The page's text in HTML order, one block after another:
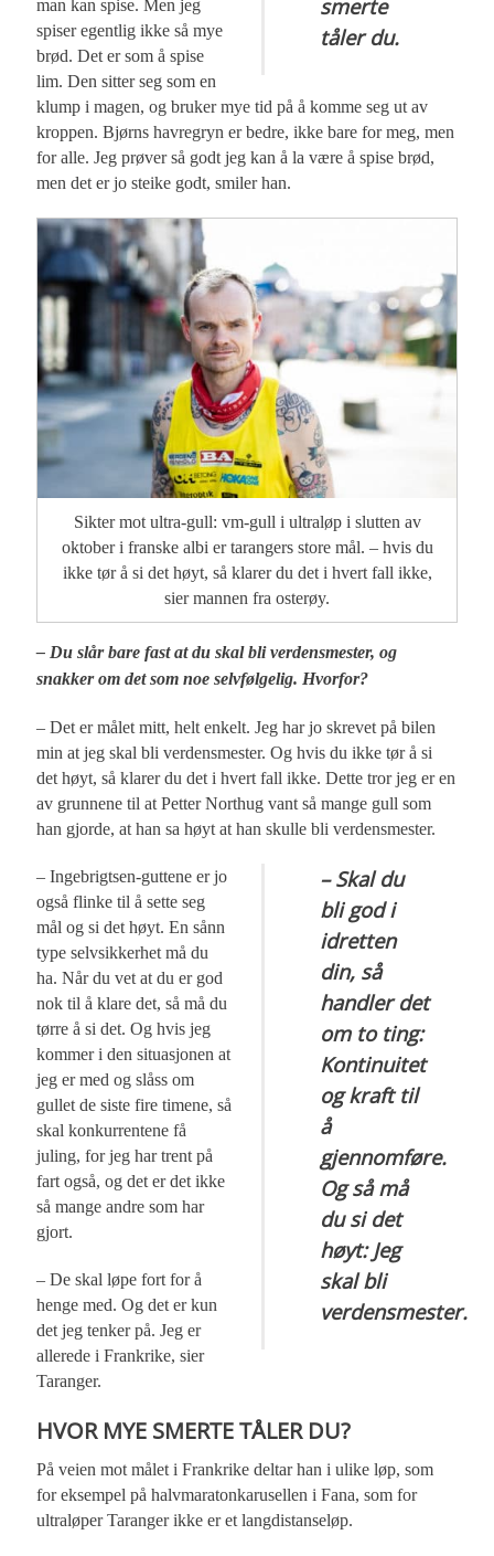
smerte
tåler du.
man kan spise. Men jeg
spiser egentlig ikke så mye
brød. Det er som å spise
lim. Den sitter seg som en
klump i magen, og bruker mye tid på å komme seg ut av
kroppen. Bjørns havregryn er bedre, ikke bare for meg, men
for alle. Jeg prøver så godt jeg kan å la være å spise brød,
men det er jo steike godt, smiler han.
Sikter mot ultra-gull: vm-gull i ultraløp i slutten av
oktober i franske albi er tarangers store mål. – hvis du
ikke tør å si det høyt, så klarer du det i hvert fall ikke,
sier mannen fra osterøy.
– Du slår bare fast at du skal bli verdensmester, og
snakker om det som noe selvfølgelig. Hvorfor?
– Det er målet mitt, helt enkelt. Jeg har jo skrevet på bilen
min at jeg skal bli verdensmester. Og hvis du ikke tør å si
det høyt, så klarer du det i hvert fall ikke. Dette tror jeg er en
av grunnene til at Petter Northug vant så mange gull som
han gjorde, at han sa høyt at han skulle bli verdensmester.
– Skal du
bli god i
idretten
din, så
handler det
om to ting:
Kontinuitet
og kraft til
å
gjennomføre.
Og så må
du si det
høyt: Jeg
skal bli
verdensmester.
– Ingebrigtsen-guttene er jo
også flinke til å sette seg
mål og si det høyt. En sånn
type selvsikkerhet må du
ha. Når du vet at du er god
nok til å klare det, så må du
tørre å si det. Og hvis jeg
kommer i den situasjonen at
jeg er med og slåss om
gullet de siste fire timene, så
skal konkurrentene få
juling, for jeg har trent på
fart også, og det er det ikke
så mange andre som har
gjort.
– De skal løpe fort for å
henge med. Og det er kun
det jeg tenker på. Jeg er
allerede i Frankrike, sier
Taranger.
HVOR MYE SMERTE TÅLER DU?
På veien mot målet i Frankrike deltar han i ulike løp, som
for eksempel på halvmaratonkarusellen i Fana, som for
ultraløper Taranger ikke er et langdistanseløp.